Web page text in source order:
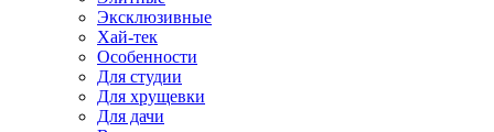
Эксклюзивные
Хай-тек
Особенности
Для студии
Для хрущевки
Для дачи